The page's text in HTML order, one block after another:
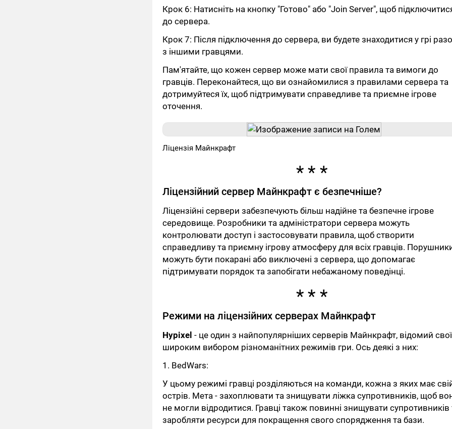
Крок 6: Натисніть на кнопку "Готово" або "Join Server", щоб
до сервера.
Крок 7: Після підключення до сервера, ви будете знаходитися у грі
з іншими гравцями.
Пам'ятайте, що кожен сервер може мати свої правила та вимоги до
гравців. Переконайтеся, що ви ознайомилися з правилами сервера та
дотримуйтеся їх, щоб підтримувати справедливе та приємне ігрове
оточення.
Ліцензія Майнкрафт
Ліцензійний сервер Майнкрафт є безпечніше?
Ліцензійні сервери забезпечують більш надійне та безпечне ігрове
середовище. Розробники та адміністратори сервера можуть
контролювати доступ і застосовувати правила, щоб створити
справедливу та приємну ігрову атмосферу для всіх гравців.
можуть бути покарані або виключені з сервера, що допомагає
підтримувати порядок та запобігати небажаному поведінці.
Режими на ліцензійних серверах Майнкрафт
Hypixel - це один з найпопулярніших серверів Майнкрафт, відомий
широким вибором різноманітних режимів гри. Ось деякі з них:
1. BedWars:
У цьому режимі гравці розділяються на команди, кожна з яких має
острів. Мета - захоплювати та знищувати ліжка супротивників, щоб
не могли відродитися. Гравці також повинні знищувати супротивників
заробляти ресурси для покращення свого спорядження та бази.